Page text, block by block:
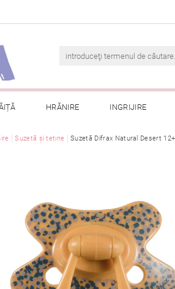
HRĂNIRE INGRIJIRE
TERMENI ȘI CONDIȚII CONTACT
Suzetă și tetine Suzetă Difrax Natural Desert 12+